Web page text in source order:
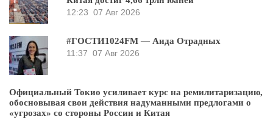
12:23 07 Авг 2026
#ГОСТИ1024FM — Аида Отрадных
11:37 07 Авг 2026
Официальный Токио усиливает курс на ремилитаризацию,
обосновывая свои действия надуманными предлогами о
«угрозах» со стороны России и Китая